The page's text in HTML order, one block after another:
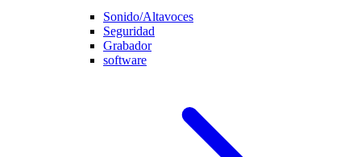
Sonido/Altavoces
Seguridad
Grabador
software